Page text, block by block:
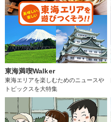
東海満喫Walker
東海エリアを楽しむためのニュースや
トピックスを大特集